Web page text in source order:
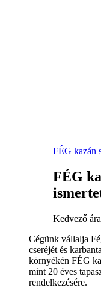
FÉG kazán
FÉG
Kedvező
Cégünk vállalja
cseréjét és
környékén FÉG
mint 20 éves
rendelkezésére.